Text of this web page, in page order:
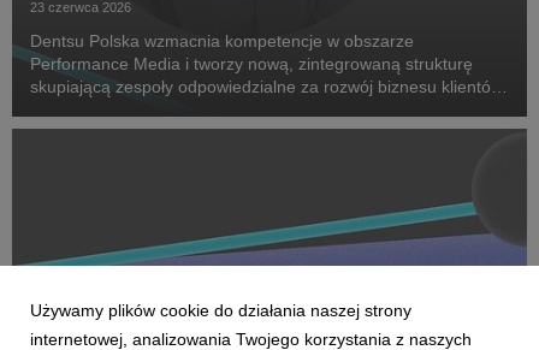
23 czerwca 2026
Dentsu Polska wzmacnia kompetencje w obszarze
Performance Media i tworzy nową, zintegrowaną strukturę
skupiającą zespoły odpowiedzialne za rozwój biznesu klientów
Na czele nowego obszaru stanęła Marta Bińczyk jako H...
Używamy plików cookie do działania naszej strony
internetowej, analizowania Twojego korzystania z naszych